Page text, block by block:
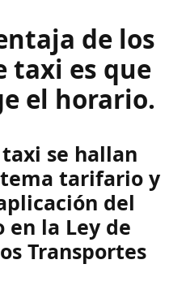
de los
taxi es que
el horario.
se hallan
tarifario y
del
la Ley de
Transportes